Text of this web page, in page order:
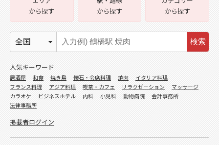
から探す
から探す
から探す
検索
人気キーワード
居酒屋 和食 焼き鳥 懐石・会席料理 焼肉
イタリア料理
フランス料理
アジア料理 喫茶・カフェ リラクゼーション
マッサージ
カラオケ
ビジネスホテル 内科 小児科 動物病院
会計事務所
法律事務所
掲載者ログイン